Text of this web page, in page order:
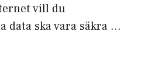
vill du
data ska vara säkra …